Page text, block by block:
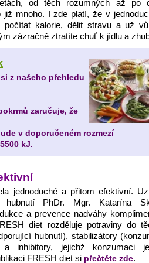
od těch rozumných až po
již mnoho. I zde platí, že v
počítat kalorie, dělit stravu a už
zázračně ztratíte chuť k jídlu a
z našeho přehledu
zaručuje, že
v doporučeném rozmezí
kJ.
jednoduché a přitom efektivní.
PhDr. Mgr. Katarína
a prevence nadváhy
diet rozděluje potraviny do
hubnutí), stabilizátory
a inhibitory, jejichž konzumaci
FRESH diet si přečtěte zde.